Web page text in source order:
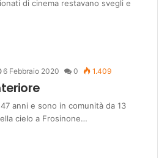
di cinema restavano svegli e
6 Febbraio 2020 0 1.409
anni e sono in comunità da 13
cielo a Frosinone…